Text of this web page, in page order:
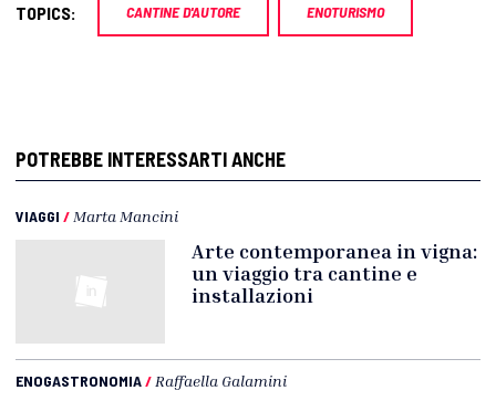
TOPICS: CANTINE D'AUTORE ENOTURISMO
POTREBBE INTERESSARTI ANCHE
VIAGGI / Marta Mancini
Arte contemporanea in vigna:
un viaggio tra cantine e
installazioni
ENOGASTRONOMIA/ Raffaella Galamini